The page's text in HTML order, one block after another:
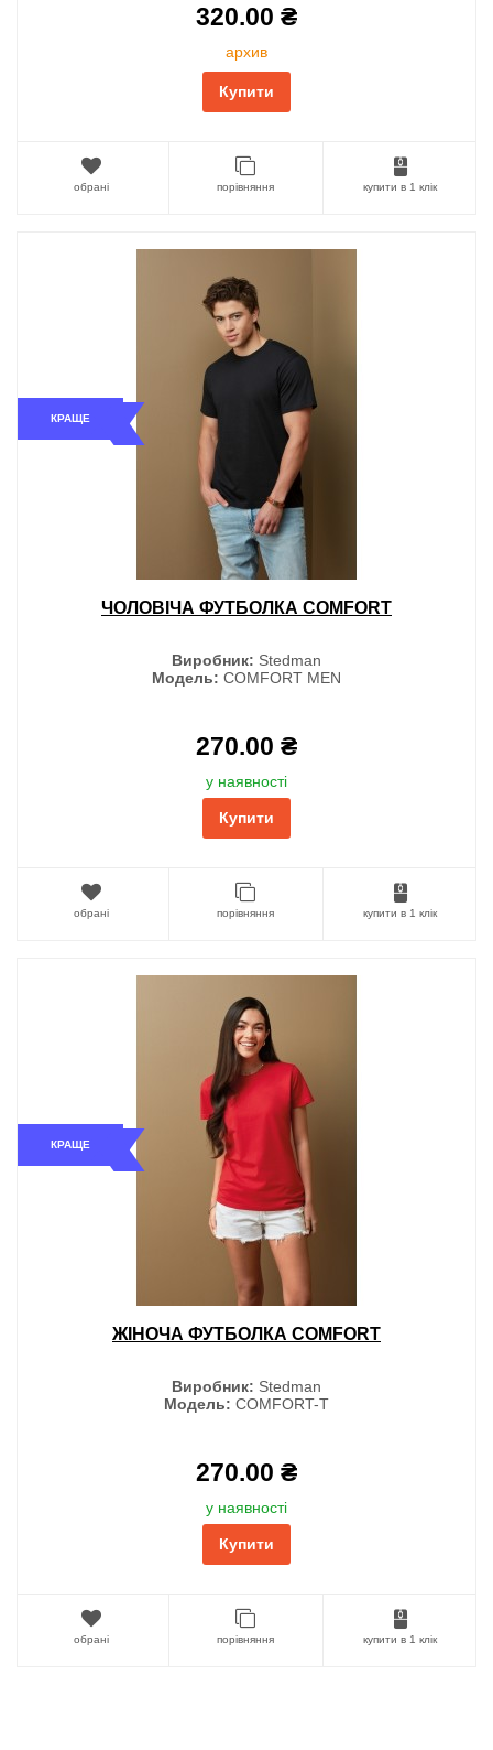
320.00 ₴
архив
Купити
обрані порівняння купити в 1 клік
КРАЩЕ
ЧОЛОВІЧА ФУТБОЛКА COMFORT
Виробник: Stedman
Модель: COMFORT MEN
270.00 ₴
у наявності
Купити
обрані порівняння купити в 1 клік
КРАЩЕ
ЖІНОЧА ФУТБОЛКА COMFORT
Виробник: Stedman
Модель: COMFORT-T
270.00 ₴
у наявності
Купити
обрані порівняння купити в 1 клік